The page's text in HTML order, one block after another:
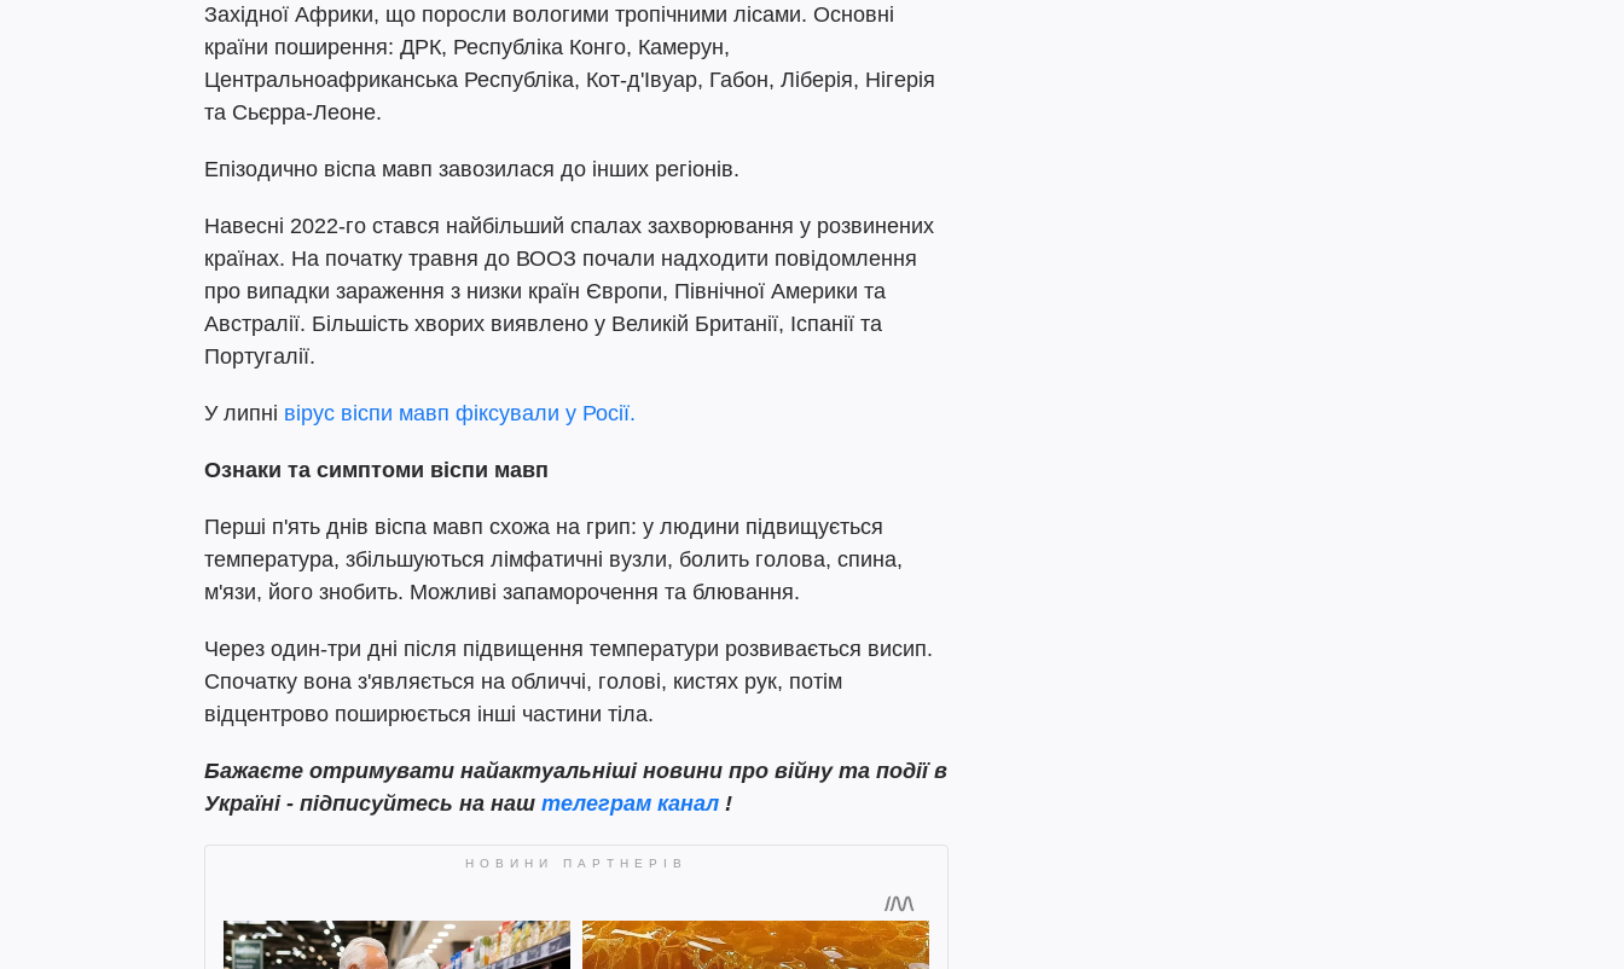
Західної Африки, що поросли вологими тропічними лісами. Основні
країни поширення: ДРК, Республіка Конго, Камерун,
Центральноафриканська Республіка, Кот-д'Івуар, Габон, Ліберія, Нігерія
та Сьєрра-Леоне.
Епізодично віспа мавп завозилася до інших регіонів.
Навесні 2022-го стався найбільший спалах захворювання у розвинених
країнах. На початку травня до ВООЗ почали надходити повідомлення
про випадки зараження з низки країн Європи, Північної Америки та
Австралії. Більшість хворих виявлено у Великій Британії, Іспанії та
Португалії.
У липні вірус віспи мавп фіксували у Росії.
Ознаки та симптоми віспи мавп
Перші п'ять днів віспа мавп схожа на грип: у людини підвищується
температура, збільшуються лімфатичні вузли, болить голова, спина,
м'язи, його знобить. Можливі запаморочення та блювання.
Через один-три дні після підвищення температури розвивається висип.
Спочатку вона з'являється на обличчі, голові, кистях рук, потім
відцентрово поширюється інші частини тіла.
Бажаєте отримувати найактуальніші новини про війну та події в
Україні - підписуйтесь на наш телеграм канал !